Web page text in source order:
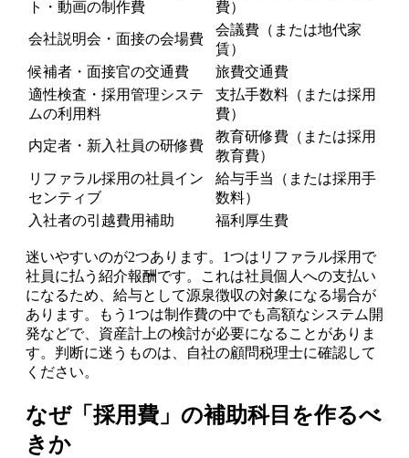
ト・動画の制作費
費）
会社説明会・面接の会場費
会議費（または地代家
賃）
候補者・面接官の交通費
旅費交通費
適性検査・採用管理システ
ムの利用料
支払手数料（または採用
費）
内定者・新入社員の研修費
教育研修費（または採用
教育費）
リファラル採用の社員イン
センティブ
給与手当（または採用手
数料）
入社者の引越費用補助
福利厚生費
迷いやすいのが2つあります。1つはリファラル採用で
社員に払う紹介報酬です。これは社員個人への支払い
になるため、給与として源泉徴収の対象になる場合が
あります。もう1つは制作費の中でも高額なシステム開
発などで、資産計上の検討が必要になることがありま
す。判断に迷うものは、自社の顧問税理士に確認して
ください。
なぜ「採用費」の補助科目を作るべ
きか